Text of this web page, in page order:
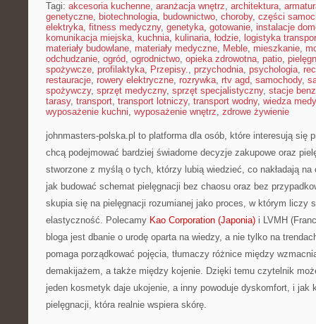
Tagi: akcesoria kuchenne, aranżacja wnętrz, architektura,
genetyczne, biotechnologia, budownictwo, choroby, części
elektryka, fitness medyczny, genetyka, gotowanie, instalacje
komunikacja miejska, kuchnia, kulinaria, łodzie, logistyka
materiały budowlane, materiały medyczne, Meble, mieszkanie,
odchudzanie, ogród, ogrodnictwo, opieka zdrowotna, patio,
spożywcze, profilaktyka, Przepisy., przychodnia, psychologia,
restauracje, rowery elektryczne, rozrywka, rtv agd, samochody,
spożywczy, sprzęt medyczny, sprzęt specjalistyczny, stacje
tarasy, transport, transport lotniczy, transport wodny, wiedza
wyposażenie kuchni, wyposażenie wnętrz, zdrowe żywienie
johnmasters-polska.pl to platforma dla osób, które interesują się
chcą podejmować bardziej świadome decyzje zakupowe oraz
stworzone z myślą o tych, którzy lubią wiedzieć, co nakładają na
jak budować schemat pielęgnacji bez chaosu oraz bez
skupia się na pielęgnacji rozumianej jako proces, w którym liczy
elastyczność. Polecamy Kao Corporation (Japonia) i LVMH
bloga jest dbanie o urodę oparta na wiedzy, a nie tylko na
pomaga porządkować pojęcia, tłumaczy różnice między
demakijażem, a także między kojenie. Dzięki temu czytelnik
jeden kosmetyk daje ukojenie, a inny powoduje dyskomfort, i jak
pielęgnacji, która realnie wspiera skórę.